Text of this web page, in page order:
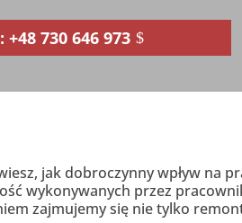
+48 730 646 973
jak dobroczynny wpływ na
wykonywanych przez
zajmujemy się nie tylko